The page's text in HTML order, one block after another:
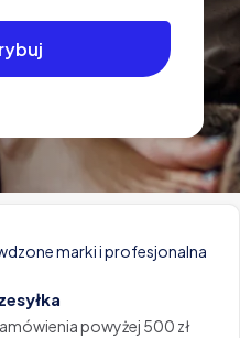
marki i profesjonalna
powyżej 500 zł